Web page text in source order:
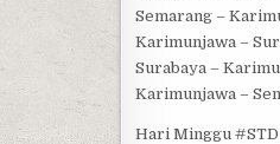
Semarang –
Karimunjawa –
Surabaya –
Karimunjawa –
Hari Minggu #STD